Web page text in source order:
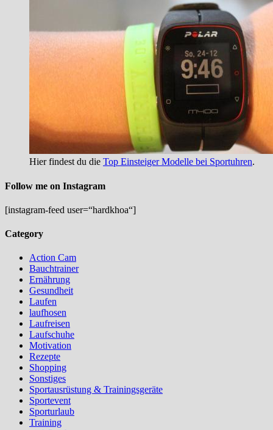
Hier findest du die Top Einsteiger Modelle bei Sportuhren.
Follow me on Instagram
[instagram-feed user=“hardkhoa“]
Category
Action Cam
Bauchtrainer
Ernährung
Gesundheit
Laufen
laufhosen
Laufreisen
Laufschuhe
Motivation
Rezepte
Shopping
Sonstiges
Sportausrüstung & Trainingsgeräte
Sportevent
Sporturlaub
Training